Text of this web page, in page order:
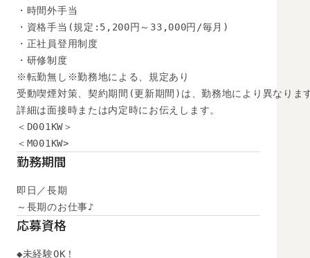
・時間外手当
・資格手当(規定:5,200円～33,000円/毎月)
・正社員登用制度
・研修制度
※転勤無し※勤務地による、規定あり
受動喫煙対策、契約期間(更新期間)は、勤務地により異なりま
詳細は面接時または内定時にお伝えします。
＜D001KW＞
＜M001KW>
勤務期間
即日／長期
～長期のお仕事♪
応募資格
◆未経験OK！